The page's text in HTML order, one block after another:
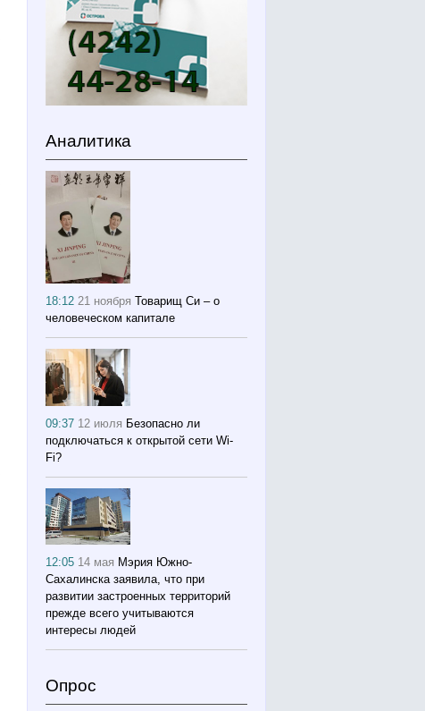
Аналитика
18:1221 ноября Товарищ Си – о
человеческом капитале
09:37 12 июля Безопасно ли
подключаться к открытой сети Wi-
Fi?
12:05 14 мая Мэрия Южно-
Сахалинска заявила, что при
развитии застроенных территорий
прежде всего учитываются
интересы людей
Опрос